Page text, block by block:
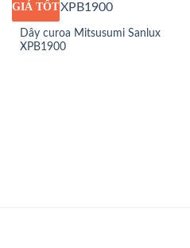
GIÁ SỈ
GIÁ TỐT
Dây curoa Mitsusumi Sanlux
XPB1900